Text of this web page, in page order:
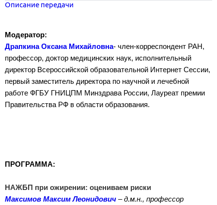
Описание передачи
Модератор:
Драпкина Оксана Михайловна- член-корреспондент РАН,
профессор, доктор медицинских наук, исполнительный
директор Всероссийской образовательной Интернет Сессии,
первый заместитель директора по научной и лечебной
работе ФГБУ ГНИЦПМ Минздрава России, Лауреат премии
Правительства РФ в области образования.
ПРОГРАММА:
НАЖБП при ожирении: оцениваем риски
Максимов Максим Леонидович – д.м.н., профессор